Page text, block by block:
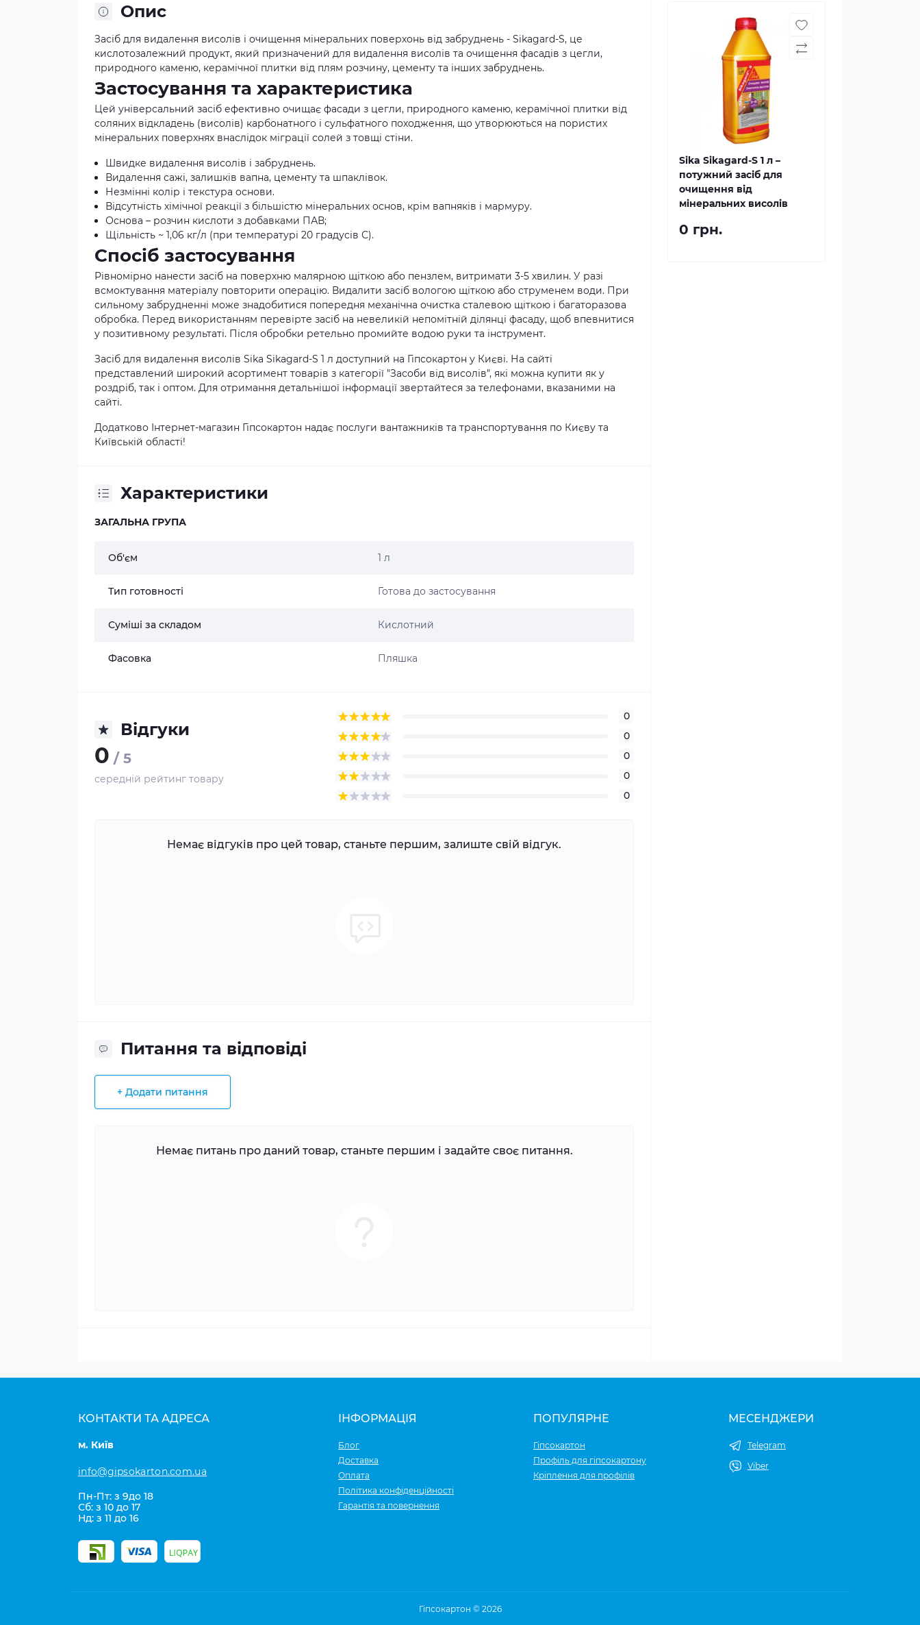
Опис
Засіб для видалення висолів і очищення мінеральних поверхонь від забруднень - Sikagard-S, це
кислотозалежний продукт, який призначений для видалення висолів та очищення фасадів з цегли,
природного каменю, керамічної плитки від плям розчину, цементу та інших забруднень.
Застосування та характеристика
Цей універсальний засіб ефективно очищає фасади з цегли, природного каменю, керамічної плитки від
соляних відкладень (висолів) карбонатного і сульфатного походження, що утворюються на пористих
мінеральних поверхнях внаслідок міграції солей з товщі стіни.
Швидке видалення висолів і забруднень.
Видалення сажі, залишків вапна, цементу та шпаклівок.
Незмінні колір і текстура основи.
Відсутність хімічної реакції з більшістю мінеральних основ, крім вапняків і мармуру.
Основа – розчин кислоти з добавками ПАВ;
Щільність ~ 1,06 кг/л (при температурі 20 градусів С).
Спосіб застосування
Рівномірно нанести засіб на поверхню малярною щіткою або пензлем, витримати 3-5 хвилин. У разі
всмоктування матеріалу повторити операцію. Видалити засіб вологою щіткою або струменем води. При
сильному забрудненні може знадобитися попередня механічна очистка сталевою щіткою і багаторазова
обробка. Перед використанням перевірте засіб на невеликій непомітній ділянці фасаду, щоб впевнитися
у позитивному результаті. Після обробки ретельно промийте водою руки та інструмент.
Засіб для видалення висолів Sika Sikagard-S 1 л доступний на Гіпсокартон у Києві. На сайті
представлений широкий асортимент товарів з категорії "Засоби від висолів", які можна купити як у
роздріб, так і оптом. Для отримання детальнішої інформації звертайтеся за телефонами, вказаними на
сайті.
Додатково Інтернет-магазин Гіпсокартон надає послуги вантажників та транспортування по Києву та
Київській області!
Характеристики
ЗАГАЛЬНА ГРУПА
Об'єм 1 л
Тип готовності Готова до застосування
Суміші за складом Кислотний
Фасовка Пляшка
Відгуки
0 / 5
середній рейтинг товару
0
0
0
0
0
Немає відгуків про цей товар, станьте першим, залиште свій відгук.
Питання та відповіді
+ Додати питання
Немає питань про даний товар, станьте першим і задайте своє питання.
Sika Sikagard-S 1 л –
потужний засіб для
очищення від
мінеральних висолів
0 грн.
КОНТАКТИ ТА АДРЕСА
м. Київ
info@gipsokarton.com.ua
Пн-Пт: з 9до 18
Сб: з 10 до 17
Нд: з 11 до 16
ІНФОРМАЦІЯ
Блог
Доставка
Оплата
Політика конфіденційності
Гарантія та повернення
ПОПУЛЯРНЕ
Гіпсокартон
Профіль для гіпсокартону
Кріплення для профілів
МЕСЕНДЖЕРИ
Telegram
Viber
Гіпсокартон © 2026